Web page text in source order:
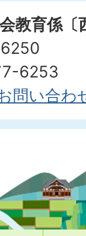
教育係〔
6253
問い合わ